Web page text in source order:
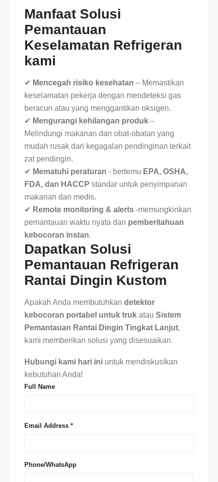
Manfaat Solusi
Pemantauan
Keselamatan Refrigeran
kami
✔ Mencegah risiko kesehatan – Memastikan
keselamatan pekerja dengan mendeteksi gas
beracun atau yang menggantikan oksigen.
✔ Mengurangi kehilangan produk –
Melindungi makanan dan obat-obatan yang
mudah rusak dari kegagalan pendinginan terkait
zat pendingin.
✔ Mematuhi peraturan - bertemu EPA, OSHA,
FDA, dan HACCP standar untuk penyimpanan
makanan dan medis.
✔ Remote monitoring & alerts -memungkinkan
pemantauan waktu nyata dan pemberitahuan
kebocoran instan.
Dapatkan Solusi
Pemantauan Refrigeran
Rantai Dingin Kustom
Apakah Anda membutuhkan detektor
kebocoran portabel untuk truk atau Sistem
Pemantauan Rantai Dingin Tingkat Lanjut,
kami memberikan solusi yang disesuaikan.
Hubungi kami hari ini untuk mendiskusikan
kebutuhan Anda!
Full Name
Email Address *
Phone/WhatsApp